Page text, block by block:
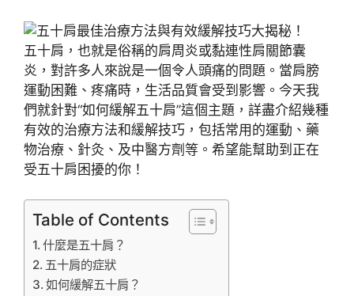
五十肩，也就是俗稱的肩周炎或黏連性肩關節囊
炎，對許多人來說是一個令人頭痛的問題。當肩膀
運動困難、疼痛時，生活品質會受到影響。今天我
們就針對“如何緩解五十肩”這個主題，詳盡介紹幾種
有效的治療方法和緩解技巧，包括常用的運動、藥
物治療、針灸、及中醫方劑等。希望能幫助到正在
受五十肩困擾的你！
Table of Contents
什麼是五十肩？
五十肩的症狀
如何緩解五十肩？